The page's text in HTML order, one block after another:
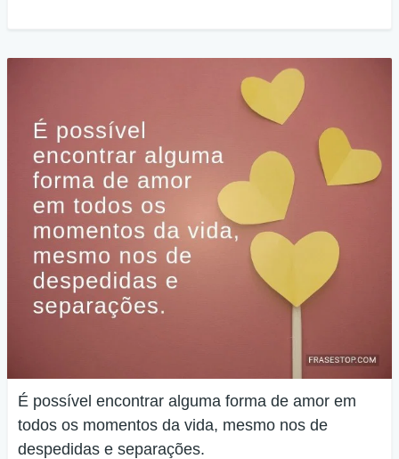
É possível encontrar alguma forma de amor em
todos os momentos da vida, mesmo nos de
despedidas e separações.